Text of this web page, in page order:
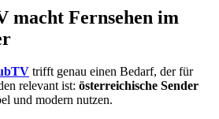
macht Fernsehen im
trifft genau einen Bedarf, der für
relevant ist: österreichische Sender
und modern nutzen.